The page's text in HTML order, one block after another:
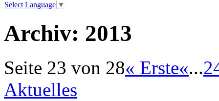
Select Language ▼
Archiv: 2013
Seite 23 von 28« Erste«...2
Aktuelles